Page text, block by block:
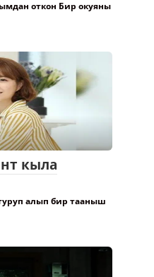
откон Бир окуяны
кыла
алып бир тааныш